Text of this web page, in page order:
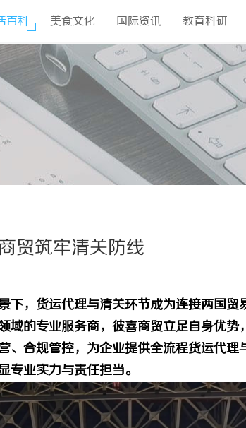
百科 美食文化 国际资讯 教育科研
贸筑牢清关防线
下，货运代理与清关环节成为连接两国贸
域的专业服务商，彼喜商贸立足自身优势
、合规管控，为企业提供全流程货运代理
专业实力与责任担当。